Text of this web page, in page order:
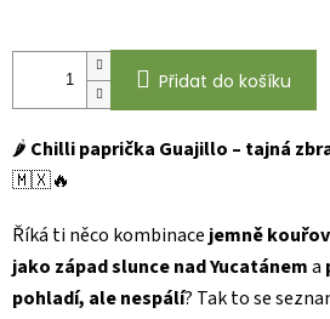
Přidat do košíku
🌶️ Chilli paprička Guajillo – tajná
🇲🇽🔥
Říká ti něco kombinace jemně
jako západ slunce nad Yucatánema
pohladí, ale nespálí? Tak to se